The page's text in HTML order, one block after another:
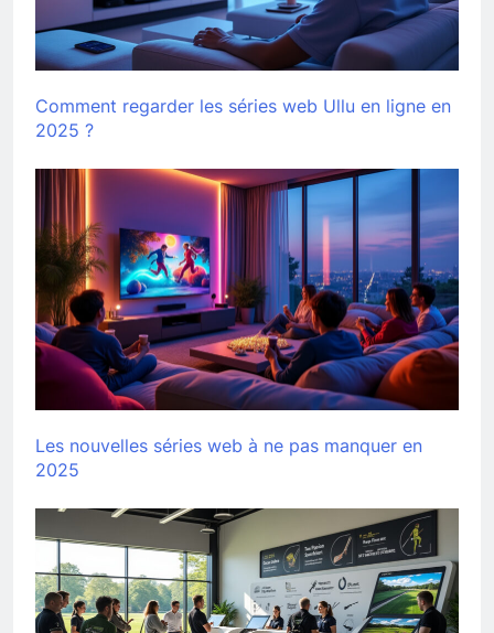
Comment regarder les séries web Ullu en ligne en
2025 ?
Les nouvelles séries web à ne pas manquer en
2025